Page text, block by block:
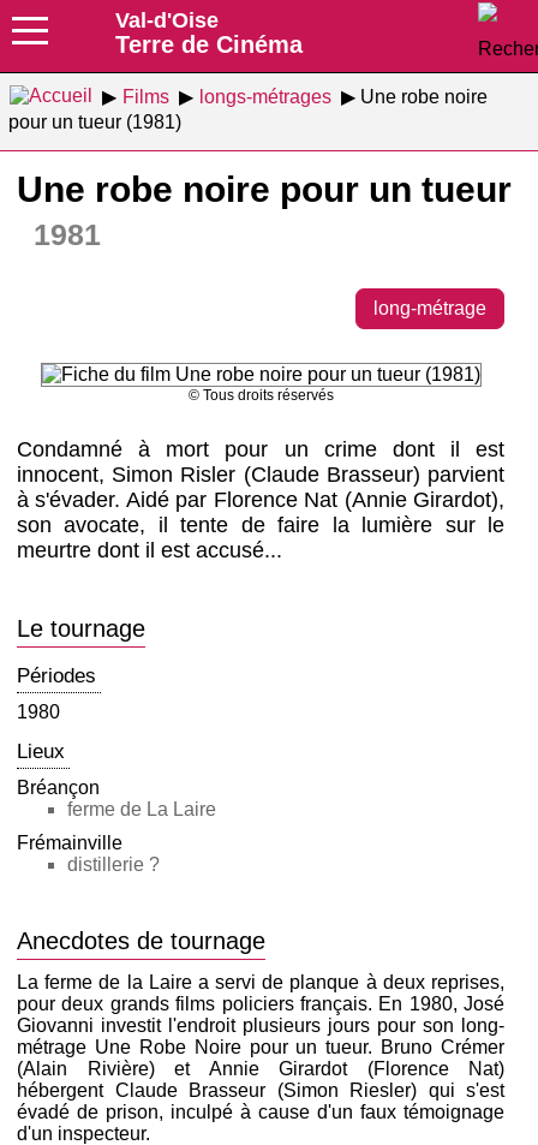
Val-d'Oise
Terre de Cinéma
Films longs-métrages
Une robe noire
pour un tueur (1981)
Une robe noire pour un tueur
1981
long-métrage
© Tous droits réservés
Condamné à mort pour un crime dont il est
innocent, Simon Risler (Claude Brasseur) parvient
à s'évader. Aidé par Florence Nat (Annie Girardot),
son avocate, il tente de faire la lumière sur le
meurtre dont il est accusé...
Le tournage
Périodes
1980
Lieux
Bréançon
ferme de La Laire
Frémainville
distillerie ?
Anecdotes de tournage
La ferme de la Laire a servi de planque à deux reprises,
pour deux grands films policiers français. En 1980, José
Giovanni investit l'endroit plusieurs jours pour son long-
métrage Une Robe Noire pour un tueur. Bruno Crémer
(Alain Rivière) et Annie Girardot (Florence Nat)
hébergent Claude Brasseur (Simon Riesler) qui s'est
évadé de prison, inculpé à cause d'un faux témoignage
d'un inspecteur.